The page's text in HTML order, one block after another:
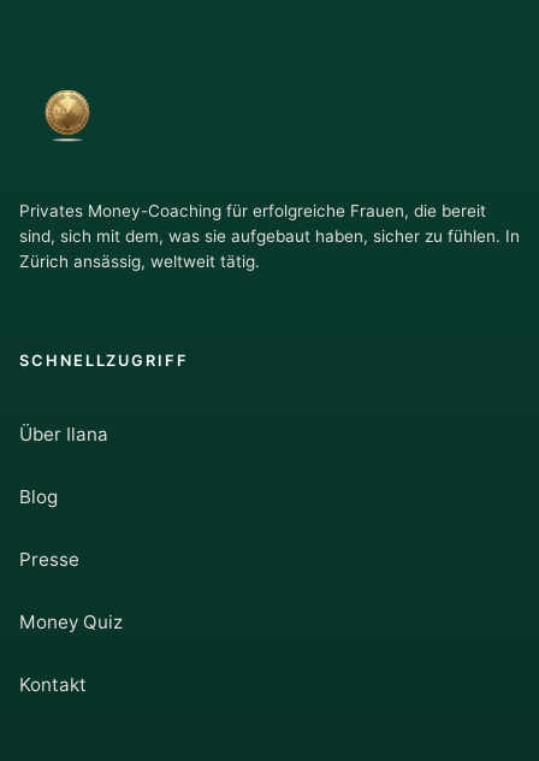
Privates Money-Coaching für erfolgreiche Frauen, die bereit
sind, sich mit dem, was sie aufgebaut haben, sicher zu fühlen. In
Zürich ansässig, weltweit tätig.
SCHNELLZUGRIFF
Über Ilana
Blog
Presse
Money Quiz
Kontakt